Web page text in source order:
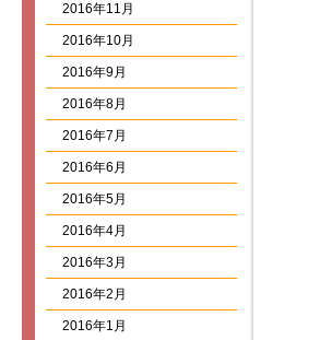
2016年11月
2016年10月
2016年9月
2016年8月
2016年7月
2016年6月
2016年5月
2016年4月
2016年3月
2016年2月
2016年1月